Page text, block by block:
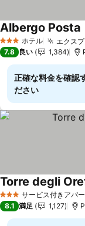
3 ホテルのランク
ホテル エクス
Albergo Posta
7.8 良い 1,384
正確な料金を確認
ださい
3 ホテルのランク
サービス付きアパ
Torre degli
8.1 満足 1,127